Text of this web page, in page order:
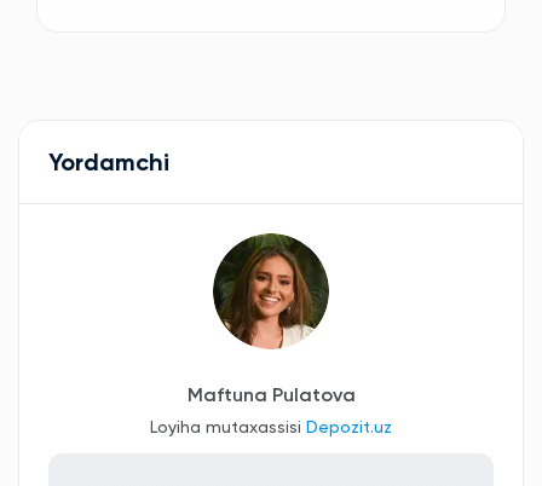
Yordamchi
Maftuna Pulatova
Loyiha mutaxassisi Depozit.uz